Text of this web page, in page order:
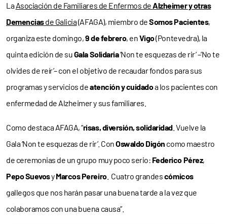
LaAsociación de Familiares de Enfermos deAlzheimer y otras
Demenciasde Galicia(AFAGA), miembro deSomos Pacientes,
organiza este domingo,9 de febrero, enVigo(Pontevedra), la
quinta edición de suGala Solidaria‘Non te esquezas de rir’ –‘No te
olvides de reír’– con el objetivo de recaudar fondos para sus
programas y servicios deatención y cuidadoa los pacientes con
enfermedad de Alzheimer y sus familiares.
Como destaca AFAGA, “risas, diversión, solidaridad . Vuelve la
Gala ‘Non te esquezas de rir’. ConOswaldo Digón como maestro
de ceremonias de un grupo muy poco serio: Federico Pérez,
Pepo SuevosyMarcos Pereiro. Cuatro grandescómicos
gallegos que nos harán pasar una buena tarde a la vez que
colaboramos con una buena causa”.